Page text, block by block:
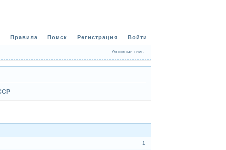
Правила Поиск Регистрация Войти
Активные темы
1